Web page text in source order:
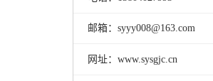
邮箱：syyy008@163.com
网址：www.sysgjc.cn